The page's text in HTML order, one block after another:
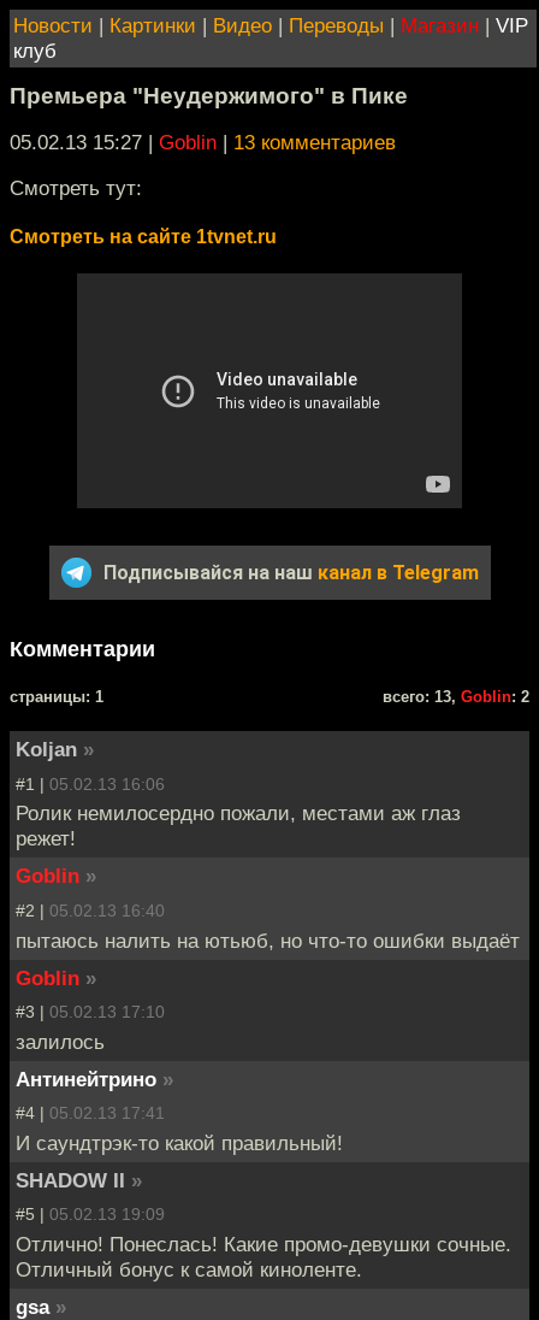
Новости | Картинки | Видео | Переводы | Магазин | VIP
клуб
Премьера "Неудержимого" в Пике
05.02.13 15:27 | Goblin | 13 комментариев
Смотреть тут:
Смотреть на сайте 1tvnet.ru
Подписывайся на наш канал в Telegram
Комментарии
cтраницы: 1 всего: 13, Goblin: 2
Koljan »
#1 | 05.02.13 16:06
Ролик немилосердно пожали, местами аж глаз
режет!
Goblin »
#2 | 05.02.13 16:40
пытаюсь налить на ютьюб, но что-то ошибки выдаёт
Goblin »
#3 | 05.02.13 17:10
залилось
Антинейтрино »
#4 | 05.02.13 17:41
И саундтрэк-то какой правильный!
SHADOW II »
#5 | 05.02.13 19:09
Отлично! Понеслась! Какие промо-девушки сочные.
Отличный бонус к самой киноленте.
gsa »